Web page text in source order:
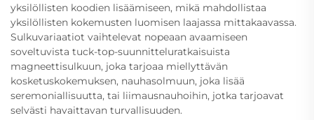
yksilöllisten koodien lisäämiseen, mikä mahdollistaa
yksilöllisten kokemusten luomisen laajassa mittakaavassa.
Sulkuvariaatiot vaihtelevat nopeaan avaamiseen
soveltuvista tuck-top-suunnitteluratkaisuista
magneettisulkuun, joka tarjoaa miellyttävän
kosketuskokemuksen, nauhasolmuun, joka lisää
seremoniallisuutta, tai liimausnauhoihin, jotka tarjoavat
selvästi havaittavan turvallisuuden.